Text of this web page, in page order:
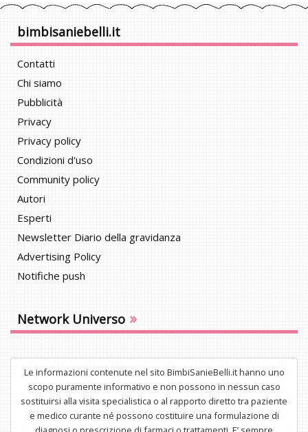
bimbisaniebelli.it
Contatti
Chi siamo
Pubblicità
Privacy
Privacy policy
Condizioni d'uso
Community policy
Autori
Esperti
Newsletter Diario della gravidanza
Advertising Policy
Notifiche push
Network Universo »
Le informazioni contenute nel sito BimbiSanieBelli.it hanno uno
scopo puramente informativo e non possono in nessun caso
sostituirsi alla visita specialistica o al rapporto diretto tra paziente
e medico curante né possono costituire una formulazione di